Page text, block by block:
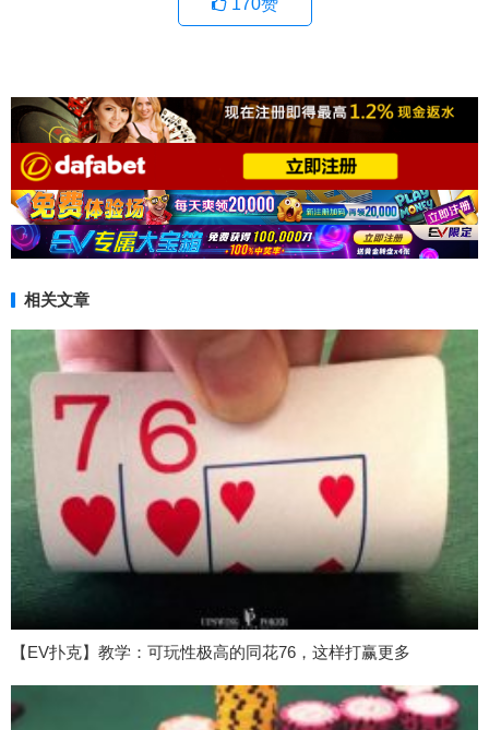
相关文章
【EV扑克】教学：可玩性极高的同花76，这样打赢更多